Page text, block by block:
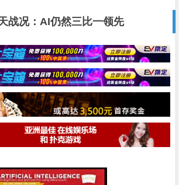
战况：AI仍然三比一领先